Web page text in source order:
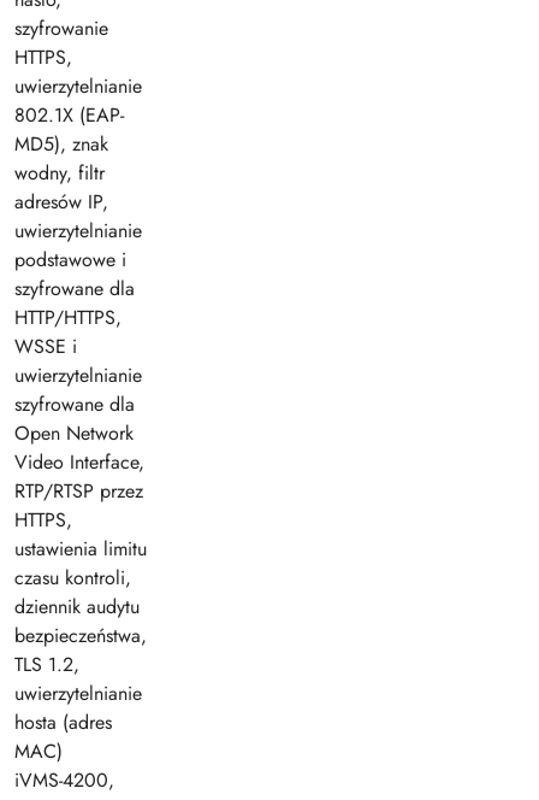
szyfrowanie
HTTPS,
uwierzytelnianie
802.1X (EAP-
MD5), znak
wodny, filtr
adresów IP,
uwierzytelnianie
podstawowe i
szyfrowane dla
HTTP/HTTPS,
WSSE i
uwierzytelnianie
szyfrowane dla
Open Network
Video Interface,
RTP/RTSP przez
HTTPS,
ustawienia limitu
czasu kontroli,
dziennik audytu
bezpieczeństwa,
TLS 1.2,
uwierzytelnianie
hosta (adres
MAC)
iVMS-4200,